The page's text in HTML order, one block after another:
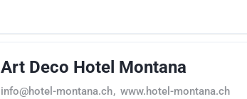
Art Deco Hotel Montana
info@hotel-montana.ch, www.hotel-montana.ch